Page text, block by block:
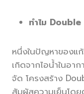
ทำไม
หนึ่งในปัญหาของแ
เกิดจากไอน้ำในอา
จัด โครงสร้าง
สัมผัสความเย็นโด